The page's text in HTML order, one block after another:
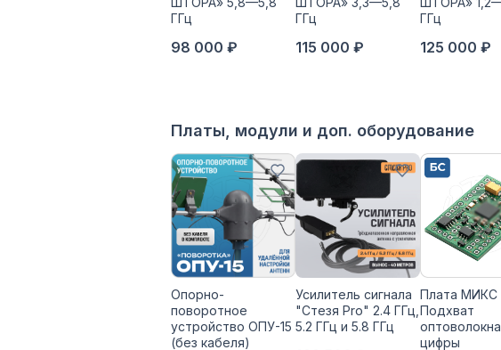
ГГц
98 000 ₽
ГГц
115 000 ₽
ГГц
125 000 ₽
Платы, модули и доп. оборудование
Опорно-
поворотное
устройство ОПУ-15
(без кабеля)
Усилитель сигнала
"Стезя Pro" 2.4 ГГц,
5.2 ГГц и 5.8 ГГц
Плата МИКС
Подхват
цифры